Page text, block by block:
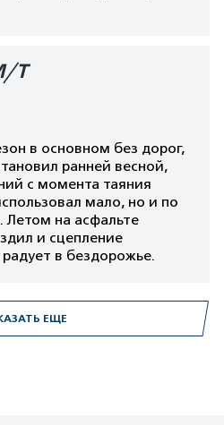
T
в основном без дорог,
ранней весной,
с момента таяния
мало, но и по
Летом на асфальте
и сцепление
в бездорожье.
ЕЩЕ